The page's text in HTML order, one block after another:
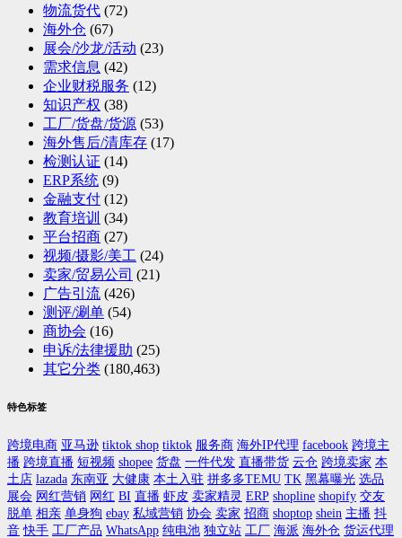
物流货代 (72)
海外仓 (67)
展会/沙龙/活动 (23)
需求信息 (42)
企业财税服务 (12)
知识产权 (38)
工厂/货盘/货源 (53)
海外售后/清库存 (17)
检测认证 (14)
ERP系统 (9)
金融支付 (12)
教育培训 (34)
平台招商 (27)
视频/摄影/美工 (24)
卖家/贸易公司 (21)
广告引流 (426)
测评/涮单 (54)
商协会 (16)
申诉/法律援助 (25)
其它分类 (180,463)
特色标签
跨境电商 亚马逊 tiktok shop tiktok 服务商 海外IP代理 facebook 跨境主
播 跨境直播 短视频 shopee 货盘 一件代发 直播带货 云仓 跨境卖家 本
土店 lazada 东南亚 大健康 本土入驻 拼多多TEMU TK 黑幕曝光 选品
展会 网红营销 网红 BI 直播 虾皮 卖家精灵 ERP shopline shopify 交友
脱单 相亲 单身狗 ebay 私域营销 协会 卖家 招商 shoptop shein 主播 抖
音 快手 工厂产品 WhatsApp 纯电池 独立站 工厂 海派 海外仓 货运代理